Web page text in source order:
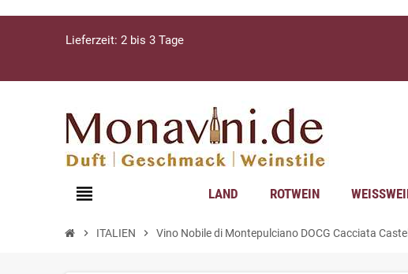
Lieferzeit: 2 bis 3 Tage
view_headline LAND ROTWEIN
chevron_right ITALIEN chevron_right Vino Nobile di Montepulciano DOCG Cacciata